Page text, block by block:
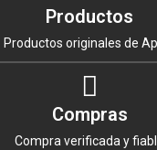
Productos
Productos originales de
Compras
Compra verificada y